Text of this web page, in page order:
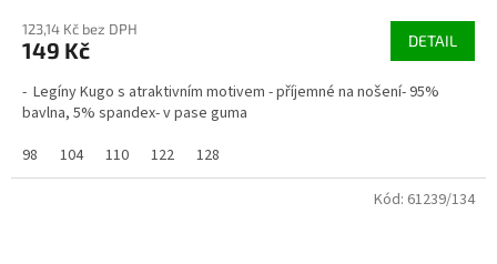
123,14 Kč bez DPH
149 Kč DETAIL
- Legíny Kugo s atraktivním motivem - příjemné na nošení- 95%
bavlna, 5% spandex- v pase guma
98
104 110 122 128
Kód: 61239/134